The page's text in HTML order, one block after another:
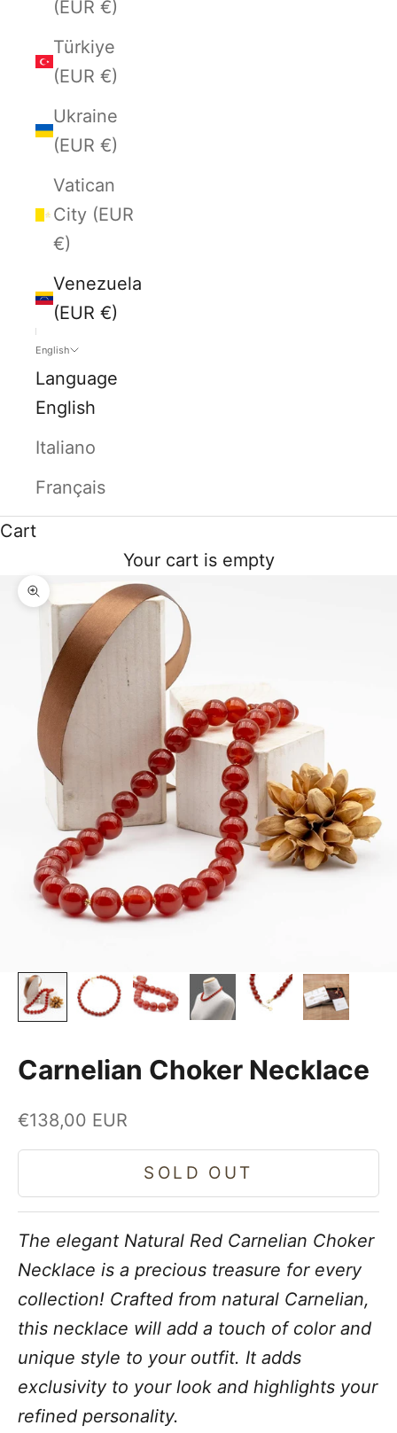
(EUR €)
Türkiye
(EUR €)
Ukraine
(EUR €)
Vatican
City (EUR
€)
Venezuela
(EUR €)
English
Language
English
Italiano
Français
Cart
Your cart is empty
Zoom picture
Carnelian Choker Necklace
Sale price
€138,00 EUR
SOLD OUT
The elegant Natural Red Carnelian Choker
Necklace is a precious treasure for every
collection! Crafted from natural Carnelian,
this necklace will add a touch of color and
unique style to your outfit. It adds
exclusivity to your look and highlights your
refined personality.